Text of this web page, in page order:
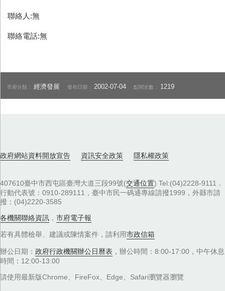
聯絡人:無
聯絡電話:無
市府分類：經濟發展 發布日期： 2002-07-04 點閱次數： 1219
政府網站資料開放宣告 資訊安全政策 隱私權政策
407610臺中市西屯區臺灣大道三段99號(交通位置) Tel:(04)2228-9111．
行動代表號：0910-289111，臺中市民一碼通專線請撥1999，外縣市請
撥：(04)2220-3585
各機關聯絡資訊 ， 市府電子報
若有具體檢舉、建議或陳情案件，請利用市政信箱
辦公日期： 政府行政機關辦公日曆表 ，辦公時間：8:00-17:00，中午休息
時間：12:00-13:00
請使用最新版Chrome、FireFox、Edge、Safari瀏覽器瀏覽